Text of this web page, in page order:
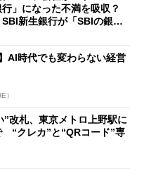
行」になった不満を吸収？
新生銀行が「SBIの銀
催AI時代でも変わらない経営
）
改札、東京メトロ上野駅に
クレカ”と“QRコード”専